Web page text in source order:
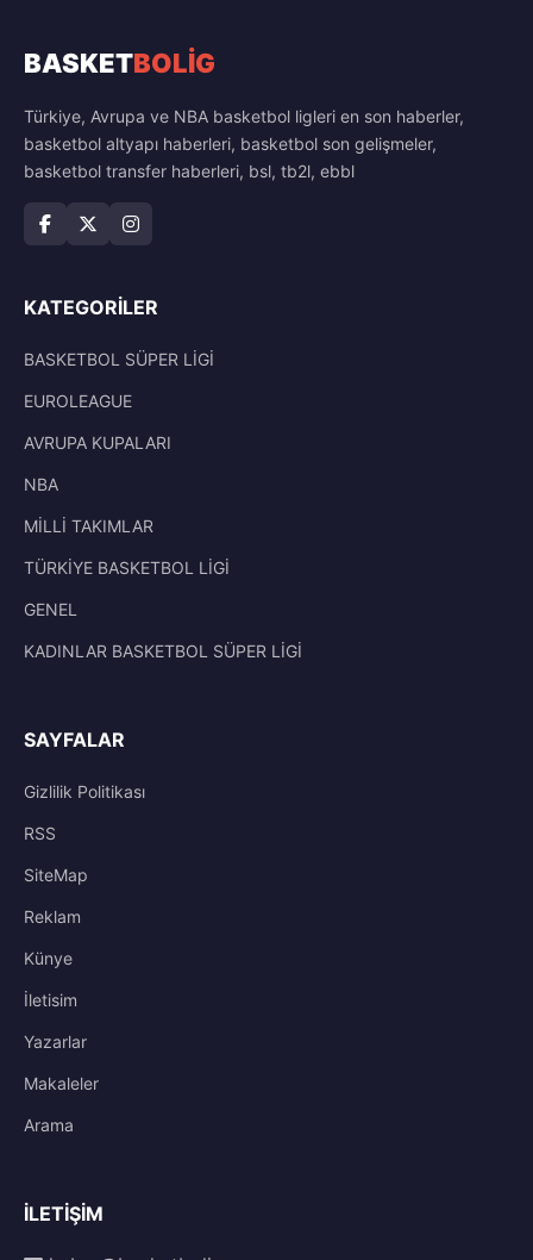
BASKETBOLİG
Türkiye, Avrupa ve NBA basketbol ligleri en son haberler,
basketbol altyapı haberleri, basketbol son gelişmeler,
basketbol transfer haberleri, bsl, tb2l, ebbl
KATEGORILER
BASKETBOL SÜPER LİGİ
EUROLEAGUE
AVRUPA KUPALARI
NBA
MİLLİ TAKIMLAR
TÜRKİYE BASKETBOL LİGİ
GENEL
KADINLAR BASKETBOL SÜPER LİGİ
SAYFALAR
Gizlilik Politikası
RSS
SiteMap
Reklam
Künye
İletisim
Yazarlar
Makaleler
Arama
İLETIŞIM